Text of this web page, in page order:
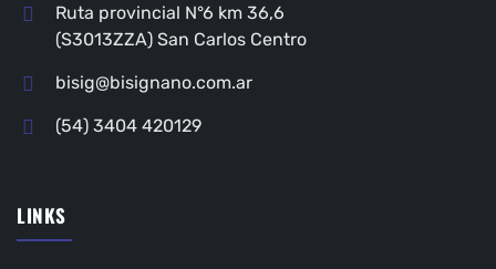
Ruta provincial N°6 km 36,6
(S3013ZZA) San Carlos Centro
bisig@bisignano.com.ar
(54) 3404 420129
LINKS